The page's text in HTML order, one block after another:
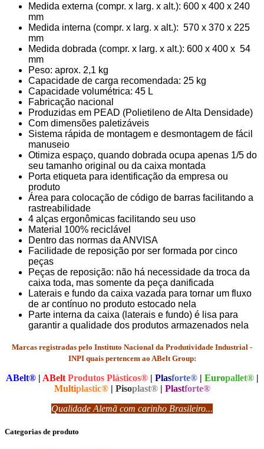
Medida externa (compr. x larg. x alt.): 600 x 400 x 240
mm
Medida interna (compr. x larg. x alt.): 570 x 370 x 225
mm
Medida dobrada (compr. x larg. x alt.): 600 x 400 x 54
mm
Peso: aprox. 2,1 kg
Capacidade de carga recomendada: 25 kg
Capacidade volumétrica: 45 L
Fabricação nacional
Produzidas em PEAD (Polietileno de Alta Densidade)
Com dimensões paletizáveis
Sistema rápida de montagem e desmontagem de fácil
manuseio
Otimiza espaço, quando dobrada ocupa apenas 1/5 do
seu tamanho original ou da caixa montada
Porta etiqueta para identificação da empresa ou
produto
Área para colocação de código de barras facilitando a
rastreabilidade
4 alças ergonômicas facilitando seu uso
Material 100% reciclável
Dentro das normas da ANVISA
Facilidade de reposição por ser formada por cinco
peças
Peças de reposição: não há necessidade da troca da
caixa toda, mas somente da peça danificada
Laterais e fundo da caixa vazada para tornar um fluxo
de ar contínuo no produto estocado nela
Parte interna da caixa (laterais e fundo) é lisa para
garantir a qualidade dos produtos armazenados nela
Marcas registradas pelo Instituto Nacional da Produtividade Industrial -
INPI quais pertencem ao ABelt Group:
ABelt®| ABelt Produtos Plásticos®| Plasforte® | Europallet® |
Multiplastic® | Pisoplast® | Plastforte®
Qualidade Alemã com carinho Brasileiro...
Categorias de produto